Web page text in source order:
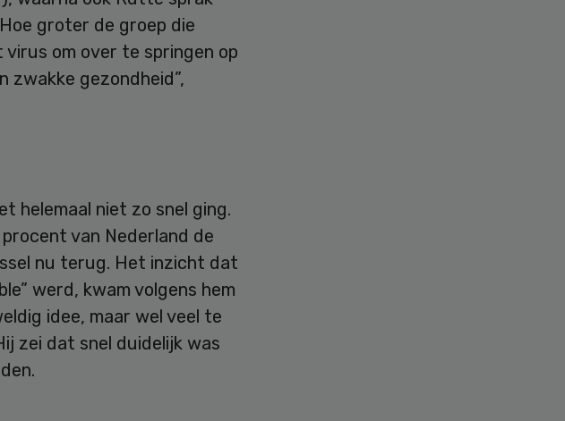
groter de groep die
virus om over te springen op
zwakke gezondheid”,
helemaal niet zo snel ging.
van Nederland de
nu terug. Het inzicht dat
werd, kwam volgens hem
idee, maar wel veel te
zei dat snel duidelijk was